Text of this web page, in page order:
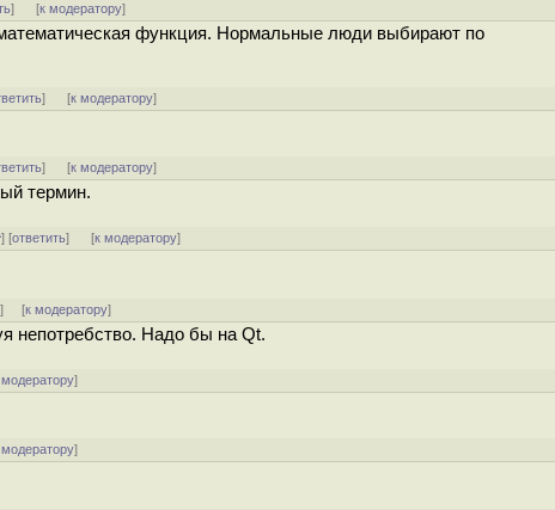
] [к модератору]
функция. Нормальные люди выбирают по
] [к модератору]
] [к модератору]
термин.
] [ответить] [к модератору]
] [к модератору]
непотребство. Надо бы на Qt.
модератору]
модератору]